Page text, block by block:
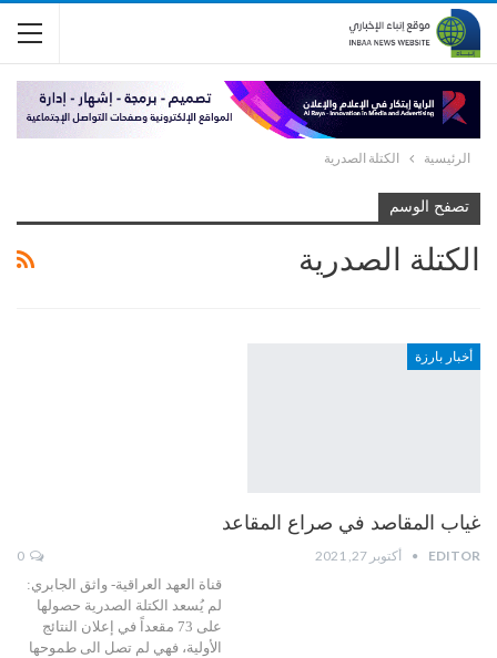
الرئيسية الكتلة الصدرية
تصفح الوسم
الكتلة الصدرية
أخبار بارزة
غياب المقاصد في صراع المقاعد
EDITOR أكتوبر 27, 2021
قناة العهد العراقية- واثق الجابري:
لم يُسعد الكتلة الصدرية حصولها
على 73 مقعداً في إعلان النتائج
الأولية، فهي لم تصل الى طموحها